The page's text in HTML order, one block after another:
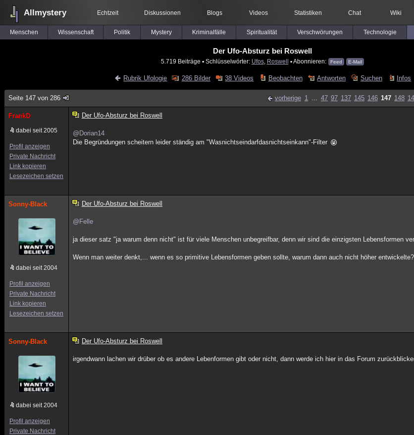
Allmystery Echtzeit Diskussionen Blogs Videos Statistiken Chat Wiki
Menschen Wissenschaft Politik Mystery Kriminalfälle Spiritualität Verschwörungen Technologie
Der Ufo-Absturz bei Roswell
5.719 Beiträge ▪ Schlüsselwörter: Ufos, Roswell ▪ Abonnieren: Feed E-Mail
Rubrik Ufologie 286 Bilder 38 Videos Beobachten Antworten Suchen Infos
Seite 147 von 286 vorherige 1 ... 47 97 137 145 146 147 148
FrankD
dabei seit 2005
Profil anzeigen
Private Nachricht
Link kopieren
Lesezeichen setzen
Der Ufo-Absturz bei Roswell
@Dorian14
Die Begründungen scheitern leider ständig am "Wasnichtseindarfdasnichtseinkann"-Filter
Sonny-Black
dabei seit 2004
Profil anzeigen
Private Nachricht
Link kopieren
Lesezeichen setzen
Der Ufo-Absturz bei Roswell
@Felle
ja dieser satz "ja warum denn nicht" ist für viele Menschen unbegreifbar, denn wir sind die einzigsten Lebensformen
Wenn man weiter denkt,... wenn es so primitive Lebensformen geben sollte, warum dann auch nicht höher
Sonny-Black
dabei seit 2004
Profil anzeigen
Private Nachricht
Der Ufo-Absturz bei Roswell
irgendwann lachen wir drüber ob es andere Lebenformen gibt oder nicht, dann werde ich hier in das Forum